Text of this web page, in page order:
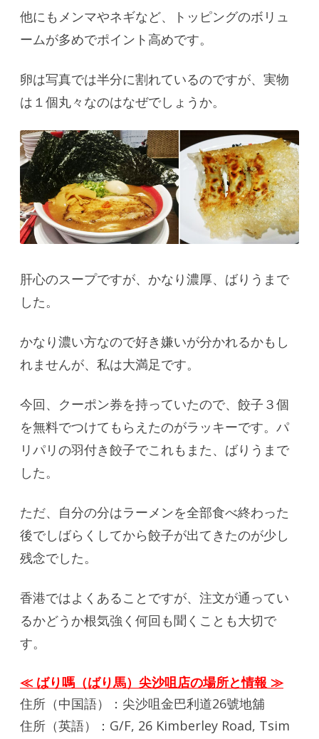
他にもメンマやネギなど、トッピングのボリュ
ームが多めでポイント高めです。
卵は写真では半分に割れているのですが、実物
は１個丸々なのはなぜでしょうか。
肝心のスープですが、かなり濃厚、ばりうまで
した。
かなり濃い方なので好き嫌いが分かれるかもし
れませんが、私は大満足です。
今回、クーポン券を持っていたので、餃子３個
を無料でつけてもらえたのがラッキーです。パ
リパリの羽付き餃子でこれもまた、ばりうまで
した。
ただ、自分の分はラーメンを全部食べ終わった
後でしばらくしてから餃子が出てきたのが少し
残念でした。
香港ではよくあることですが、注文が通ってい
るかどうか根気強く何回も聞くことも大切で
す。
≪ ばり嗎（ばり馬）尖沙咀店の場所と情報 ≫
住所（中国語）：尖沙咀金巴利道26號地舖
住所（英語）：G/F, 26 Kimberley Road, Tsim